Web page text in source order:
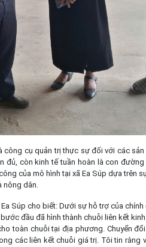
cụ quản trị thực sự đối với các
đủ, còn kinh tế tuần hoàn là con
của mô hình tại xã Ea Súp dựa trên
nông dân.
Súp cho biết: Dưới sự hỗ trợ của
đầu đã hình thành chuỗi liên kết
toàn chuỗi tại địa phương. Chuyển
các liên kết chuỗi giá trị. Tôi tin rằng